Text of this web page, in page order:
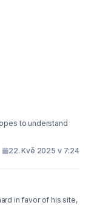
to understand
22. Kvě 2025 v 7:24